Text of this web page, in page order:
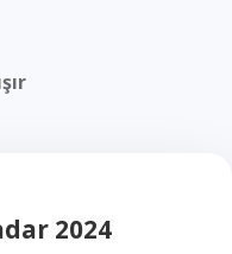
2024